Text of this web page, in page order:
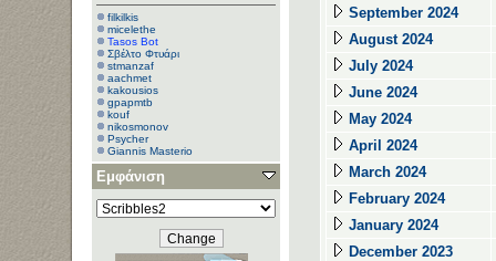
filkilkis
micelethe
Tasos Bot
Σβέλτο Φτυάρι
stmanzaf
aachmet
kakousios
gpapmtb
kouf
nikosmonov
Psycher
Giannis Masterio
Εμφάνιση
September 2024
August 2024
July 2024
June 2024
May 2024
April 2024
March 2024
February 2024
January 2024
December 2023